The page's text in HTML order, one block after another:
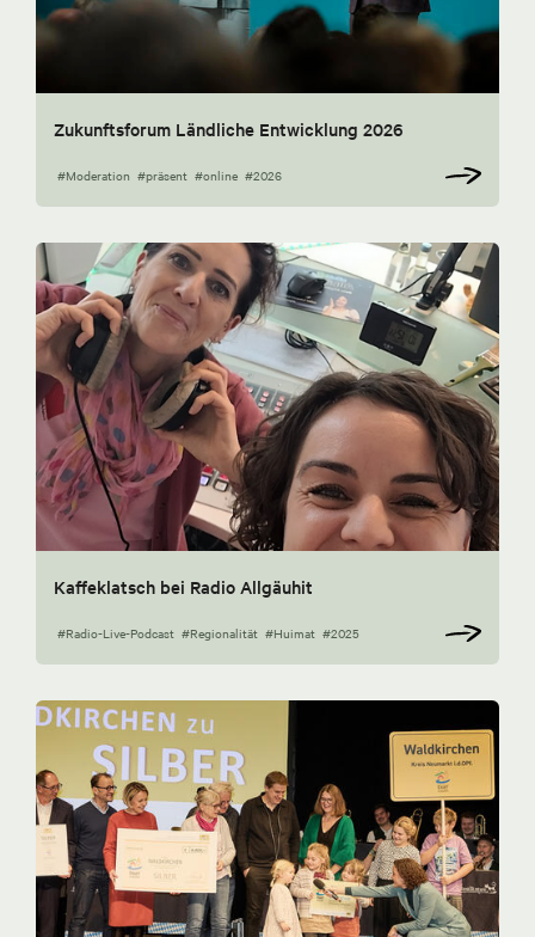
Zukunftsforum Ländliche Entwicklung 2026
#Moderation #präsent #online #2026
Kaffeklatsch bei Radio Allgäuhit
#Radio-Live-Podcast #Regionalität #Huimat #2025